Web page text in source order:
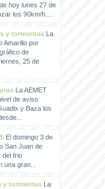
hoy lunes 27 de
los 90km/h....
y tormentasLa
Amarillo por
de
25 de
La AEMET
de aviso
y Baza los
El domingo 3 de
San Juan de
del frio
gran...
y tormentasLa